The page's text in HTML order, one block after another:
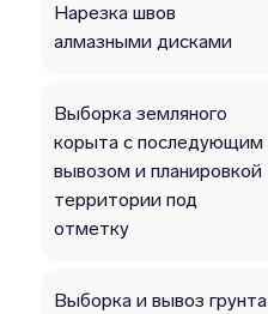
Нарезка швов
алмазными дисками
Выборка земляного
корыта с последующим
вывозом и планировкой
территории под
отметку
Выборка и вывоз грунта